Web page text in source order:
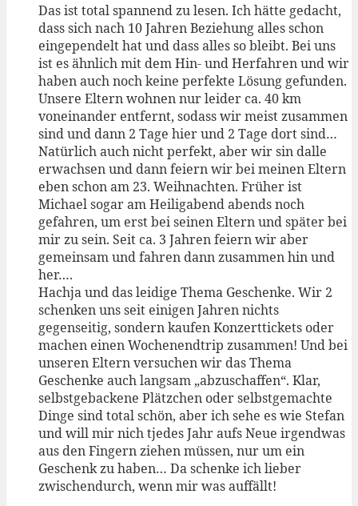
Das ist total spannend zu lesen. Ich hätte gedacht,
dass sich nach 10 Jahren Beziehung alles schon
eingependelt hat und dass alles so bleibt. Bei uns
ist es ähnlich mit dem Hin- und Herfahren und wir
haben auch noch keine perfekte Lösung gefunden.
Unsere Eltern wohnen nur leider ca. 40 km
voneinander entfernt, sodass wir meist zusammen
sind und dann 2 Tage hier und 2 Tage dort sind…
Natürlich auch nicht perfekt, aber wir sin dalle
erwachsen und dann feiern wir bei meinen Eltern
eben schon am 23. Weihnachten. Früher ist
Michael sogar am Heiligabend abends noch
gefahren, um erst bei seinen Eltern und später bei
mir zu sein. Seit ca. 3 Jahren feiern wir aber
gemeinsam und fahren dann zusammen hin und
her….
Hachja und das leidige Thema Geschenke. Wir 2
schenken uns seit einigen Jahren nichts
gegenseitig, sondern kaufen Konzerttickets oder
machen einen Wochenendtrip zusammen! Und bei
unseren Eltern versuchen wir das Thema
Geschenke auch langsam „abzuschaffen“. Klar,
selbstgebackene Plätzchen oder selbstgemachte
Dinge sind total schön, aber ich sehe es wie Stefan
und will mir nich tjedes Jahr aufs Neue irgendwas
aus den Fingern ziehen müssen, nur um ein
Geschenk zu haben… Da schenke ich lieber
zwischendurch, wenn mir was auffällt!